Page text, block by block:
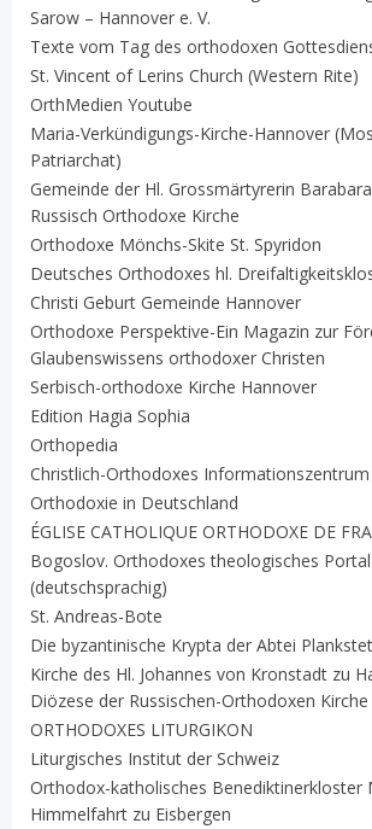
Sarow – Hannover e. V.
Texte vom Tag des orthodoxen
St. Vincent of Lerins Church (Western Rite)
OrthMedien Youtube
Maria-Verkündigungs-Kirche-Hannover
Patriarchat)
Gemeinde der Hl. Grossmärtyrerin
Russisch Orthodoxe Kirche
Orthodoxe Mönchs-Skite St. Spyridon
Deutsches Orthodoxes hl.
Christi Geburt Gemeinde Hannover
Orthodoxe Perspektive-Ein Magazin zur
Glaubenswissens orthodoxer Christen
Serbisch-orthodoxe Kirche Hannover
Edition Hagia Sophia
Orthopedia
Christlich-Orthodoxes Informationszentrum
Orthodoxie in Deutschland
ÉGLISE CATHOLIQUE ORTHODOXE DE
Bogoslov. Orthodoxes theologisches Portal
(deutschsprachig)
St. Andreas-Bote
Die byzantinische Krypta der Abtei
Kirche des Hl. Johannes von Kronstadt zu
Diözese der Russischen-Orthodoxen Kirche
ORTHODOXES LITURGIKON
Liturgisches Institut der Schweiz
Orthodox-katholisches Benediktinerkloster
Himmelfahrt zu Eisbergen